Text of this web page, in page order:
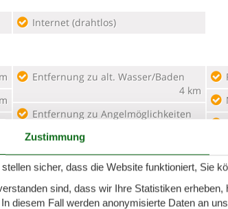
Internet (drahtlos)
Entfernung zu alt. Wasser/Baden
4 km
Entfernung zu Angelmöglichkeiten
Fahrradverleih
40 m
Zustimmung
sicher, dass die Website funktioniert, Sie
sind, dass wir Ihre Statistiken
diesem Fall werden anonymisierte Daten an